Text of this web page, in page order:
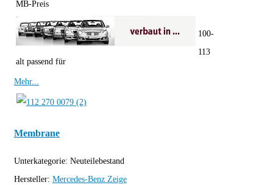
MB-Preis
alt passend für
100-
113
Mehr...
Membrane
Unterkategorie: Neuteilebestand
Hersteller: Mercedes-Benz Zeige